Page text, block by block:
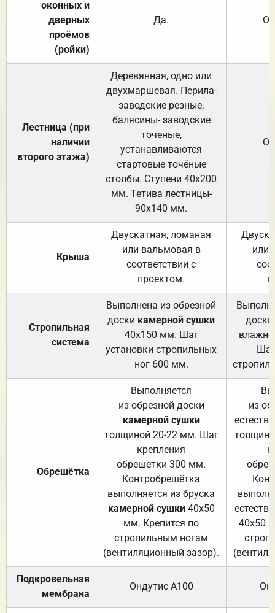
оконных и
дверных
проёмов
(ройки)
Да.
Лестница (при
наличии
второго этажа)
Деревянная, одно или
двухмаршевая. Перила-
заводские резные,
балясины- заводские
точеные,
устанавливаются
стартовые точёные
столбы. Ступени 40х200
мм. Тетива лестницы-
90х140 мм.
Крыша
Двускатная, ломаная
или вальмовая в
соответствии с
проектом.
или
Стропильная
система
Выполнена из обрезной
доски камерной сушки
40х150 мм. Шаг
установки стропильных
ног 600 мм.
доски
Обрешётка
Выполняется
из обрезной доски
камерной сушки
толщиной 20-22 мм. Шаг
крепления
обрешетки 300 мм.
Контробрешётка
выполняется из бруска
камерной сушки40х50
мм. Крепится по
стропильным ногам
(вентиляционный зазор).
из
40х50
Подкровельная
мембрана
Ондутис А100